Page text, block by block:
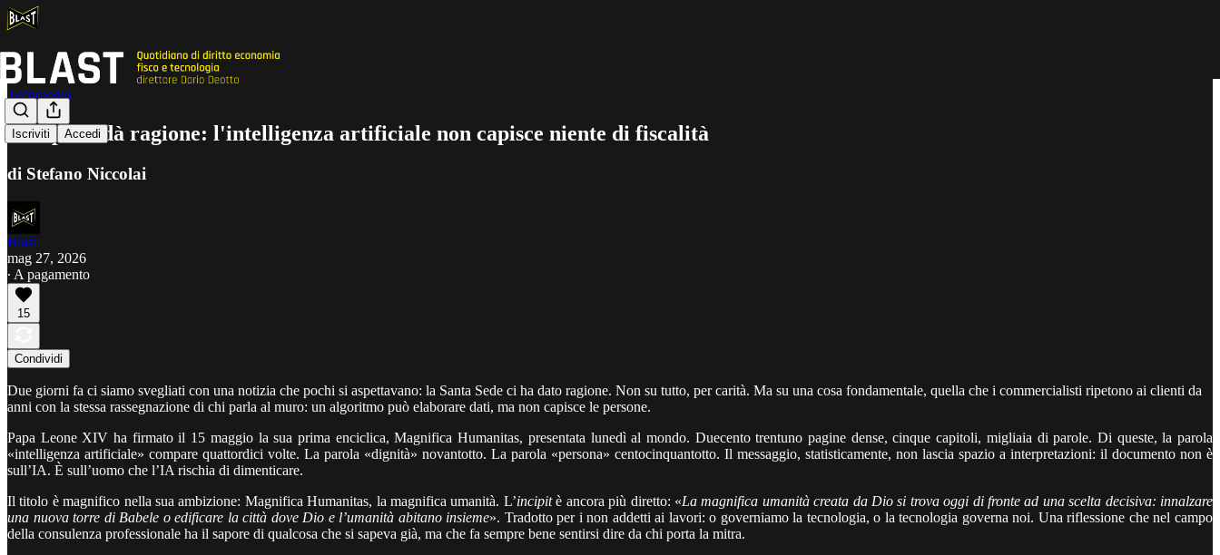
Iscriviti Accedi
Tecnologia
Il Papa ci dà ragione: l'intelligenza artificiale non capisce niente di fiscalità
di Stefano Niccolai
Blast
mag 27, 2026
∙ A pagamento
15
Condividi
Due giorni fa ci siamo svegliati con una notizia che pochi si aspettavano: la Santa Sede ci ha dato ragione. Non su tutto, per carità. Ma su una cosa fondamentale, quella che i commercialisti ripetono ai clienti da
anni con la stessa rassegnazione di chi parla al muro: un algoritmo può elaborare dati, ma non capisce le persone.
Papa Leone XIV ha firmato il 15 maggio la sua prima enciclica, Magnifica Humanitas, presentata lunedì al mondo. Duecento trentuno pagine dense, cinque capitoli, migliaia di parole. Di queste, la parola
«intelligenza artificiale» compare quattordici volte. La parola «dignità» novantotto. La parola «persona» centocinquantotto. Il messaggio, statisticamente, non lascia spazio a interpretazioni: il documento non è
sull’IA. È sull’uomo che l’IA rischia di dimenticare.
Il titolo è magnifico nella sua ambizione: Magnifica Humanitas, la magnifica umanità. L’incipitè ancora più diretto: «La magnifica umanità creata da Dio si trova oggi di fronte ad una scelta decisiva: innalzare
una nuova torre di Babele o edificare la città dove Dio e l’umanità abitano insieme». Tradotto per i non addetti ai lavori: o governiamo la tecnologia, o la tecnologia governa noi. Una riflessione che nel campo
della consulenza professionale ha il sapore di qualcosa che si sapeva già, ma che fa sempre bene sentirsi dire da chi porta la mitra.